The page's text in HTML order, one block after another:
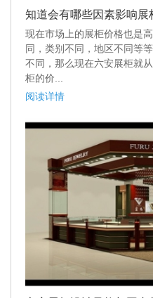
知道会有哪些因素影响展
现在市场上的展柜价格也是
同，类别不同，地区不同等
不同，那么现在六安展柜就
柜的价...
阅读详情